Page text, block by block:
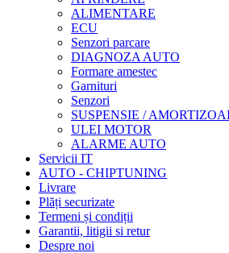
ALIMENTARE
ECU
Senzori parcare
DIAGNOZA AUTO
Formare amestec
Garnituri
Senzori
SUSPENSIE /
ULEI MOTOR
ALARME AUTO
Servicii IT
AUTO - CHIPTUNING
Livrare
Plăți securizate
Termeni și condiții
Garantii, litigii si retur
Despre noi